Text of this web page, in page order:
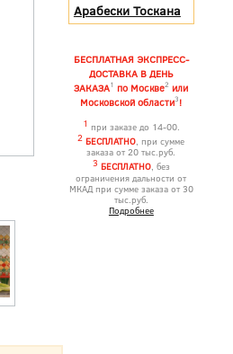
Арабески Тоскана
БЕСПЛАТНАЯ ЭКСПРЕСС-
ДОСТАВКА В ДЕНЬ
ЗАКАЗА1 по Москве2 или
Московской области3!
1 при заказе до 14-00.
2 БЕСПЛАТНО, при сумме
заказа от 20 тыс.руб.
3 БЕСПЛАТНО, без
ограничения дальности от
МКАД при сумме заказа от 30
тыс.руб.
Подробнее